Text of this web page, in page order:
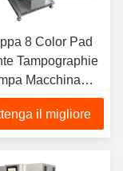
8 Color Pad
Tampographie
Macchina
Silicio
Bumper Phone
il migliore